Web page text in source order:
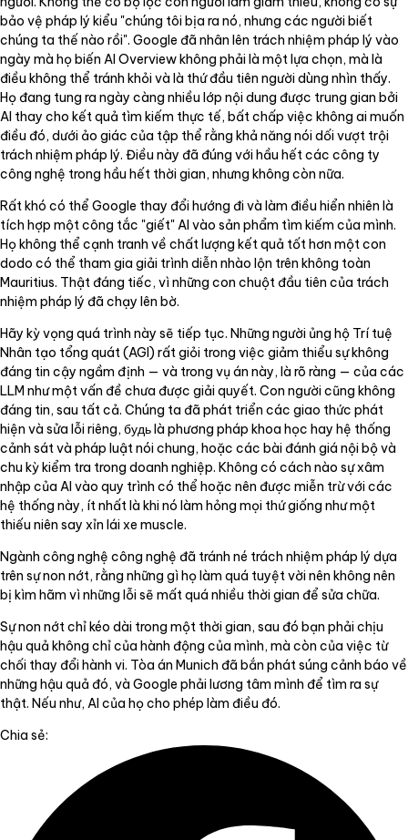
bảo vệ pháp lý kiểu "chúng tôi bịa ra nó, nhưng các người biết
chúng ta thế nào rồi". Google đã nhân lên trách nhiệm pháp lý vào
ngày mà họ biến AI Overview không phải là một lựa chọn, mà là
điều không thể tránh khỏi và là thứ đầu tiên người dùng nhìn thấy.
Họ đang tung ra ngày càng nhiều lớp nội dung được trung gian bởi
AI thay cho kết quả tìm kiếm thực tế, bất chấp việc không ai muốn
điều đó, dưới ảo giác của tập thể rằng khả năng nói dối vượt trội
trách nhiệm pháp lý. Điều này đã đúng với hầu hết các công ty
công nghệ trong hầu hết thời gian, nhưng không còn nữa.
Rất khó có thể Google thay đổi hướng đi và làm điều hiển nhiên là
tích hợp một công tắc "giết" AI vào sản phẩm tìm kiếm của mình.
Họ không thể cạnh tranh về chất lượng kết quả tốt hơn một con
dodo có thể tham gia giải trình diễn nhào lộn trên không toàn
Mauritius. Thật đáng tiếc, vì những con chuột đầu tiên của trách
nhiệm pháp lý đã chạy lên bờ.
Hãy kỳ vọng quá trình này sẽ tiếp tục. Những người ủng hộ Trí tuệ
Nhân tạo tổng quát (AGI) rất giỏi trong việc giảm thiểu sự không
đáng tin cậy ngầm định — và trong vụ án này, là rõ ràng — của các
LLM như một vấn đề chưa được giải quyết. Con người cũng không
đáng tin, sau tất cả. Chúng ta đã phát triển các giao thức phát
hiện và sửa lỗi riêng, будь là phương pháp khoa học hay hệ thống
cảnh sát và pháp luật nói chung, hoặc các bài đánh giá nội bộ và
chu kỳ kiểm tra trong doanh nghiệp. Không có cách nào sự xâm
nhập của AI vào quy trình có thể hoặc nên được miễn trừ với các
hệ thống này, ít nhất là khi nó làm hỏng mọi thứ giống như một
thiếu niên say xỉn lái xe muscle.
Ngành công nghệ công nghệ đã tránh né trách nhiệm pháp lý dựa
trên sự non nớt, rằng những gì họ làm quá tuyệt vời nên không nên
bị kìm hãm vì những lỗi sẽ mất quá nhiều thời gian để sửa chữa.
Sự non nớt chỉ kéo dài trong một thời gian, sau đó bạn phải chịu
hậu quả không chỉ của hành động của mình, mà còn của việc từ
chối thay đổi hành vi. Tòa án Munich đã bắn phát súng cảnh báo về
những hậu quả đó, và Google phải lương tâm mình để tìm ra sự
thật. Nếu như, AI của họ cho phép làm điều đó.
Chia sẻ: